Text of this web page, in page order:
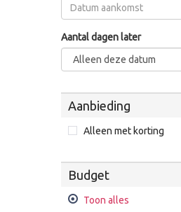
Aantal dagen later
Aanbieding
Alleen met korting
Budget
Toon alles